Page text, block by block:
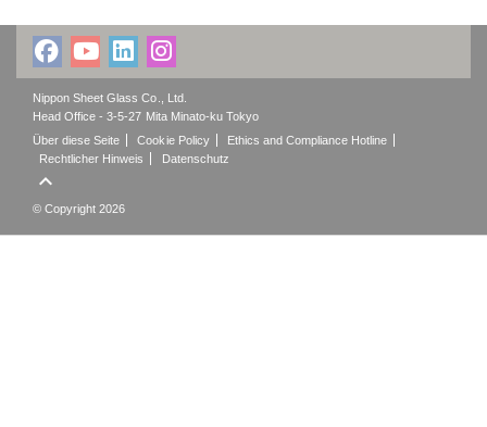
Nippon Sheet Glass Co., Ltd.
Head Office - 3-5-27 Mita Minato-ku Tokyo
Über diese Seite
Cookie Policy
Ethics and Compliance Hotline
Rechtlicher Hinweis
Datenschutz

© Copyright 2026